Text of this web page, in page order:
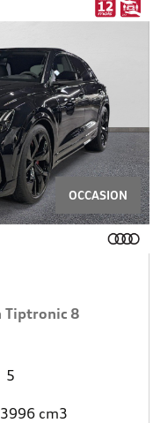
OCCASION
Tiptronic 8
5
3996 cm3